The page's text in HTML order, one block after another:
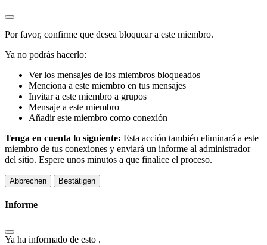
Por favor, confirme que desea bloquear a este miembro.
Ya no podrás hacerlo:
Ver los mensajes de los miembros bloqueados
Menciona a este miembro en tus mensajes
Invitar a este miembro a grupos
Mensaje a este miembro
Añadir este miembro como conexión
Tenga en cuenta lo siguiente: Esta acción también eliminará a este
miembro de tus conexiones y enviará un informe al administrador
del sitio. Espere unos minutos a que finalice el proceso.
Bestätigen
Informe
Ya ha informado de esto .